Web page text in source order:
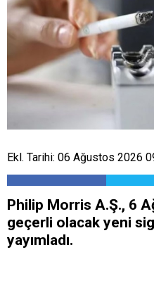
Ekl. Tarihi: 06 Ağustos 2026
Philip Morris A.Ş., 6
geçerli olacak yeni
yayımladı.